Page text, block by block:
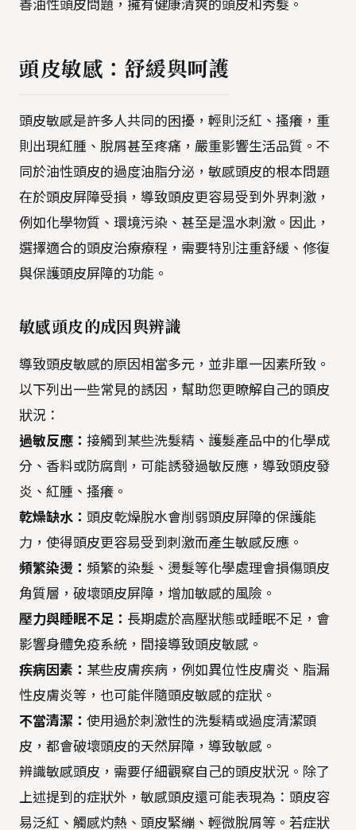
善油性頭皮問題，擁有健康清爽的頭皮和秀髮。
頭皮敏感：舒緩與呵護
頭皮敏感是許多人共同的困擾，輕則泛紅、搔癢，重
則出現紅腫、脫屑甚至疼痛，嚴重影響生活品質。不
同於油性頭皮的過度油脂分泌，敏感頭皮的根本問題
在於頭皮屏障受損，導致頭皮更容易受到外界刺激，
例如化學物質、環境污染、甚至是溫水刺激。因此，
選擇適合的頭皮治療療程，需要特別注重舒緩、修復
與保護頭皮屏障的功能。
敏感頭皮的成因與辨識
導致頭皮敏感的原因相當多元，並非單一因素所致。
以下列出一些常見的誘因，幫助您更瞭解自己的頭皮
狀況：
過敏反應： 接觸到某些洗髮精、護髮產品中的化學成
分、香料或防腐劑，可能誘發過敏反應，導致頭皮發
炎、紅腫、搔癢。
乾燥缺水： 頭皮乾燥脫水會削弱頭皮屏障的保護能
力，使得頭皮更容易受到刺激而產生敏感反應。
頻繁染燙： 頻繁的染髮、燙髮等化學處理會損傷頭皮
角質層，破壞頭皮屏障，增加敏感的風險。
壓力與睡眠不足： 長期處於高壓狀態或睡眠不足，會
影響身體免疫系統，間接導致頭皮敏感。
疾病因素： 某些皮膚疾病，例如異位性皮膚炎、脂漏
性皮膚炎等，也可能伴隨頭皮敏感的症狀。
不當清潔： 使用過於刺激性的洗髮精或過度清潔頭
皮，都會破壞頭皮的天然屏障，導致敏感。
辨識敏感頭皮，需要仔細觀察自己的頭皮狀況。除了
上述提到的症狀外，敏感頭皮還可能表現為：頭皮容
易泛紅、觸感灼熱、頭皮緊繃、輕微脫屑等。若症狀